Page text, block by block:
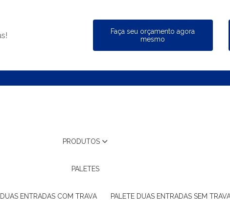
Faça seu orçamento agora
mesmo
PRODUTOS
PALETES
DUAS ENTRADAS COM TRAVA PALETE DUAS ENTRADAS SEM